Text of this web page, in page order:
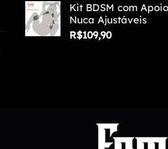
Kit BDSM com
Nuca Ajustáveis
R$109,90